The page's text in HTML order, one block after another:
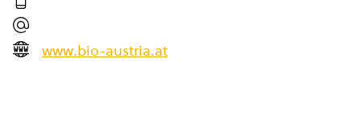
www.bio-austria.at